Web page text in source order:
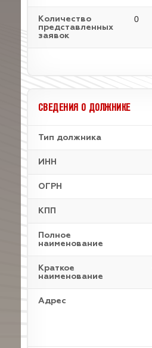
Количество
представленных
заявок
0
СВЕДЕНИЯ О ДОЛЖНИКЕ
Тип должника
ИНН
ОГРН
КПП
Полное
наименование
Краткое
наименование
Адрес